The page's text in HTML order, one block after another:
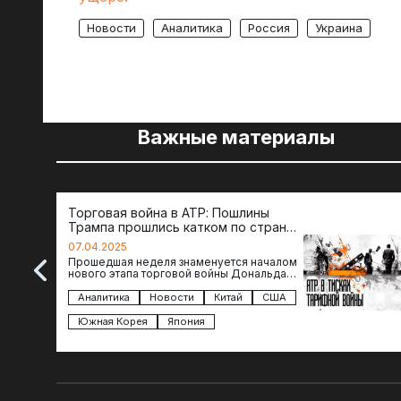
Новости Аналитика Россия Украина
Важные материалы
Торговая война в АТР: Пошлины
Трампа прошлись катком по странам
региона
07.04.2025
Прошедшая неделя знаменуется началом
нового этапа торговой войны Дональда
импорта из более 100 стран…
Аналитика Новости Китай
США
Южная Корея
Япония